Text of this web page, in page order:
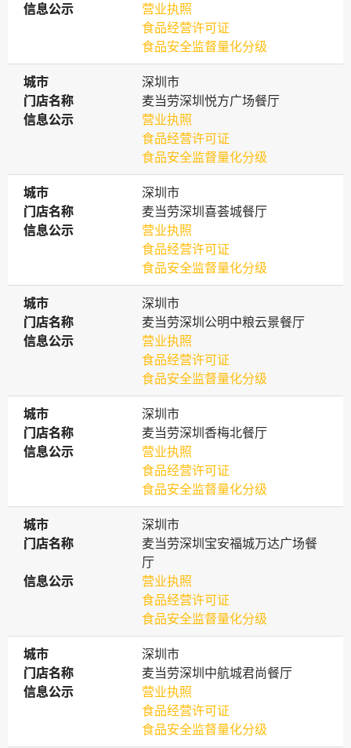
信息公示
信息公示
营业执照
食品经营许可证
食品安全监督量化分级
城市
城市
深圳市
门店名称
门店名称
麦当劳深圳悦方广场餐厅
信息公示
信息公示
营业执照
食品经营许可证
食品安全监督量化分级
城市
城市
深圳市
门店名称
门店名称
麦当劳深圳喜荟城餐厅
信息公示
信息公示
营业执照
食品经营许可证
食品安全监督量化分级
城市
城市
深圳市
门店名称
门店名称
麦当劳深圳公明中粮云景餐厅
信息公示
信息公示
营业执照
食品经营许可证
食品安全监督量化分级
城市
城市
深圳市
门店名称
门店名称
麦当劳深圳香梅北餐厅
信息公示
信息公示
营业执照
食品经营许可证
食品安全监督量化分级
城市
城市
深圳市
门店名称
门店名称
麦当劳深圳宝安福城万达广场餐
厅
信息公示
信息公示
营业执照
食品经营许可证
食品安全监督量化分级
城市
城市
深圳市
门店名称
门店名称
麦当劳深圳中航城君尚餐厅
信息公示
信息公示
营业执照
食品经营许可证
食品安全监督量化分级